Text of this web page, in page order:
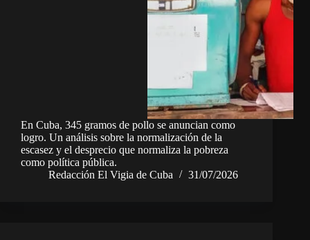
En Cuba, 345 gramos de pollo se anuncian como
logro. Un análisis sobre la normalización de la
escasez y el desprecio que normaliza la pobreza
como política pública.
Redacción El Vigia de Cuba
31/07/2026